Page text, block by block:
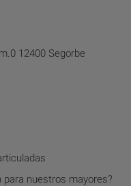
12400 Segorbe
nuestros mayores?